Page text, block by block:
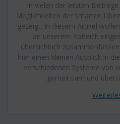
In vielen der letzten
Möglichkeiten der smarten
gezeigt. In diesem Artikel
an unserem Koiteich
übersichtlich
hier einen kleinen Ausblick in
verschiedenen Systeme von
gemeinsam und